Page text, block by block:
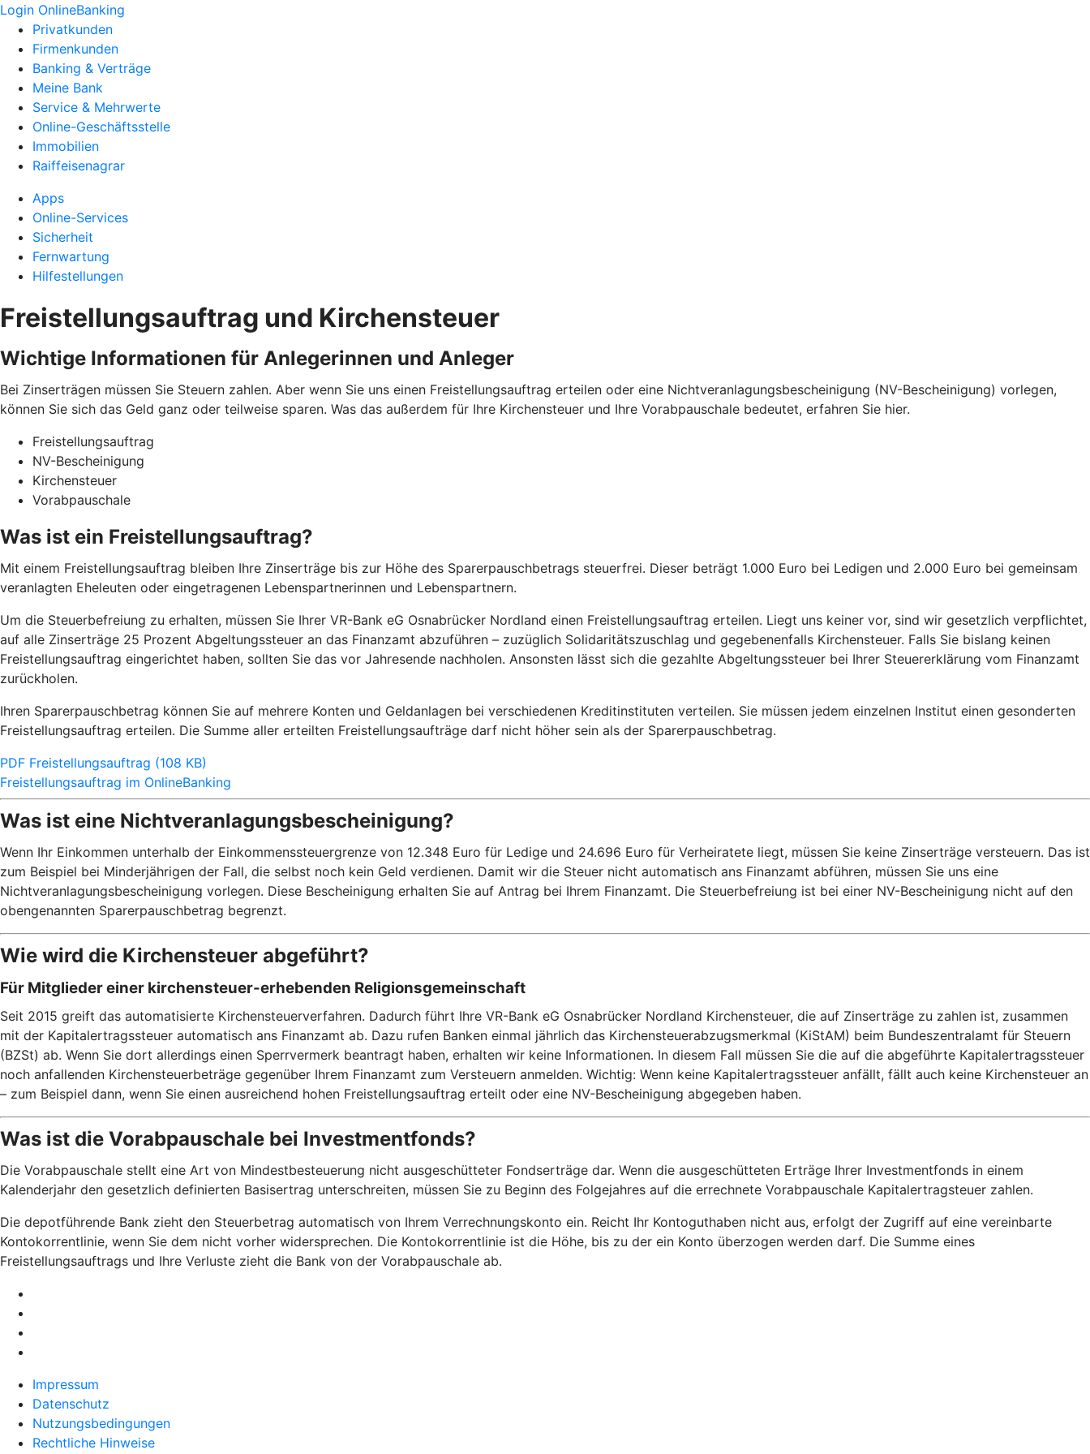
Login OnlineBanking
Privatkunden
Firmenkunden
Banking & Verträge
Meine Bank
Service & Mehrwerte
Online-Geschäftsstelle
Immobilien
Raiffeisenagrar
Apps
Online-Services
Sicherheit
Fernwartung
Hilfestellungen
Freistellungsauftrag und Kirchensteuer
Wichtige Informationen für Anlegerinnen und Anleger
Bei Zinserträgen müssen Sie Steuern zahlen. Aber wenn Sie uns einen Freistellungsauftrag erteilen oder eine Nichtveranlagungsbescheinigung (NV-Bescheinigung) vorlegen,
können Sie sich das Geld ganz oder teilweise sparen. Was das außerdem für Ihre Kirchensteuer und Ihre Vorabpauschale bedeutet, erfahren Sie hier.
Freistellungsauftrag
NV-Bescheinigung
Kirchensteuer
Vorabpauschale
Was ist ein Freistellungsauftrag?
Mit einem Freistellungsauftrag bleiben Ihre Zinserträge bis zur Höhe des Sparerpauschbetrags steuerfrei. Dieser beträgt 1.000 Euro bei Ledigen und 2.000 Euro bei gemeinsam
veranlagten Eheleuten oder eingetragenen Lebenspartnerinnen und Lebenspartnern.
Um die Steuerbefreiung zu erhalten, müssen Sie Ihrer VR-Bank eG Osnabrücker Nordland einen Freistellungsauftrag erteilen. Liegt uns keiner vor, sind wir gesetzlich verpflichtet,
auf alle Zinserträge 25 Prozent Abgeltungssteuer an das Finanzamt abzuführen – zuzüglich Solidaritätszuschlag und gegebenenfalls Kirchensteuer. Falls Sie bislang keinen
Freistellungsauftrag eingerichtet haben, sollten Sie das vor Jahresende nachholen. Ansonsten lässt sich die gezahlte Abgeltungssteuer bei Ihrer Steuererklärung vom Finanzamt
zurückholen.
Ihren Sparerpauschbetrag können Sie auf mehrere Konten und Geldanlagen bei verschiedenen Kreditinstituten verteilen. Sie müssen jedem einzelnen Institut einen gesonderten
Freistellungsauftrag erteilen. Die Summe aller erteilten Freistellungsaufträge darf nicht höher sein als der Sparerpauschbetrag.
PDF Freistellungsauftrag (108 KB)
Freistellungsauftrag im OnlineBanking
Was ist eine Nichtveranlagungsbescheinigung?
Wenn Ihr Einkommen unterhalb der Einkommenssteuergrenze von 12.348 Euro für Ledige und 24.696 Euro für Verheiratete liegt, müssen Sie keine Zinserträge versteuern. Das ist
zum Beispiel bei Minderjährigen der Fall, die selbst noch kein Geld verdienen. Damit wir die Steuer nicht automatisch ans Finanzamt abführen, müssen Sie uns eine
Nichtveranlagungsbescheinigung vorlegen. Diese Bescheinigung erhalten Sie auf Antrag bei Ihrem Finanzamt. Die Steuerbefreiung ist bei einer NV-Bescheinigung nicht auf den
obengenannten Sparerpauschbetrag begrenzt.
Wie wird die Kirchensteuer abgeführt?
Für Mitglieder einer kirchensteuer-erhebenden Religionsgemeinschaft
Seit 2015 greift das automatisierte Kirchensteuerverfahren. Dadurch führt Ihre VR-Bank eG Osnabrücker Nordland Kirchensteuer, die auf Zinserträge zu zahlen ist, zusammen
mit der Kapitalertragssteuer automatisch ans Finanzamt ab. Dazu rufen Banken einmal jährlich das Kirchensteuerabzugsmerkmal (KiStAM) beim Bundeszentralamt für Steuern
(BZSt) ab. Wenn Sie dort allerdings einen Sperrvermerk beantragt haben, erhalten wir keine Informationen. In diesem Fall müssen Sie die auf die abgeführte Kapitalertragssteuer
noch anfallenden Kirchensteuerbeträge gegenüber Ihrem Finanzamt zum Versteuern anmelden. Wichtig: Wenn keine Kapitalertragssteuer anfällt, fällt auch keine Kirchensteuer an
– zum Beispiel dann, wenn Sie einen ausreichend hohen Freistellungsauftrag erteilt oder eine NV-Bescheinigung abgegeben haben.
Was ist die Vorabpauschale bei Investmentfonds?
Die Vorabpauschale stellt eine Art von Mindestbesteuerung nicht ausgeschütteter Fondserträge dar. Wenn die ausgeschütteten Erträge Ihrer Investmentfonds in einem
Kalenderjahr den gesetzlich definierten Basisertrag unterschreiten, müssen Sie zu Beginn des Folgejahres auf die errechnete Vorabpauschale Kapitalertragsteuer zahlen.
Die depotführende Bank zieht den Steuerbetrag automatisch von Ihrem Verrechnungskonto ein. Reicht Ihr Kontoguthaben nicht aus, erfolgt der Zugriff auf eine vereinbarte
Kontokorrentlinie, wenn Sie dem nicht vorher widersprechen. Die Kontokorrentlinie ist die Höhe, bis zu der ein Konto überzogen werden darf. Die Summe eines
Freistellungsauftrags und Ihre Verluste zieht die Bank von der Vorabpauschale ab.
Impressum
Datenschutz
Nutzungsbedingungen
Rechtliche Hinweise